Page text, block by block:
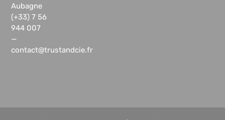
Aubagne
(+33) 7 56
944 007
—
contact@trustandcie.fr